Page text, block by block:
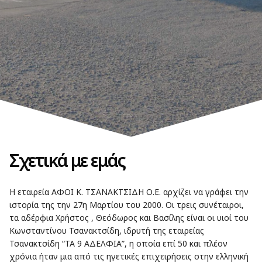
Σχετικά με εμάς
Η εταιρεία ΑΦΟΙ Κ. ΤΣΑΝΑΚΤΣΙΔΗ Ο.Ε. αρχίζει να γράφει την
ιστορία της την 27η Μαρτίου του 2000. Οι τρεις συνέταιροι,
τα αδέρφια Χρήστος , Θεόδωρος και Βασίλης είναι οι υιοί του
Κωνσταντίνου Τσανακτσίδη, ιδρυτή της εταιρείας
Τσανακτσίδη “ΤΑ 9 ΑΔΕΛΦΙΑ”, η οποία επί 50 και πλέον
χρόνια ήταν μια από τις ηγετικές επιχειρήσεις στην ελληνική